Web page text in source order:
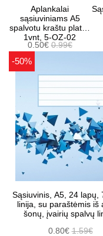
Aplankalai
sąsiuviniams A5
spalvotu kraštu platus
1vnt, 5-OZ-02
0.50€0.99€
-50%
Sąsiuvinis, A5, 24 lapų,
linija, su paraštėmis iš
šonų, įvairių spalvų
0.80€1.59€